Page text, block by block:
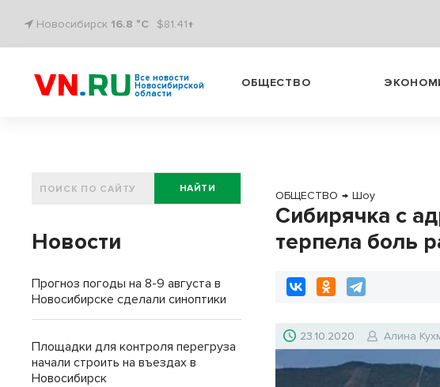
Новосибирск 16.8 °C $81.41↑
Все новости
Новосибирской
области
ОБЩЕСТВО
ОБЩЕСТВО → Шоу
Сибирячка с
терпела боль
23.10.2020 Алина
НАЙТИ
Новости
Прогноз погоды на 8-9 августа в
Новосибирске сделали синоптики
Площадки для контроля перегруза
начали строить на въездах в
Новосибирск